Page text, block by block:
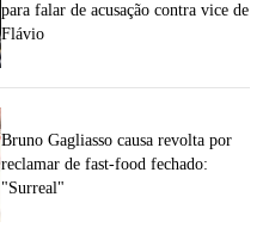
para falar de acusação contra vice de
Flávio
Bruno Gagliasso causa revolta por
reclamar de fast-food fechado:
"Surreal"